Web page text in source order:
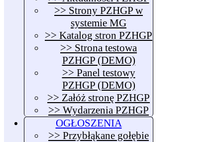
>> Strony PZHGP w
systemie MG
>> Katalog stron PZHGP
>> Strona testowa
PZHGP (DEMO)
>> Panel testowy
PZHGP (DEMO)
>> Załóż stronę PZHGP
>> Wydarzenia PZHGP
OGŁOSZENIA
>> Przybłąkane gołębie